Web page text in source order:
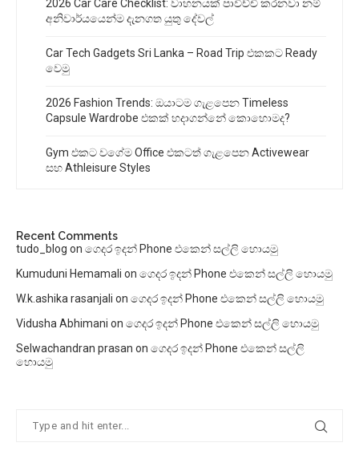
2026 Car Care Checklist: වාහනයක් පාවිච්චි කරනවා නම්
අනිවාර්යයෙන්ම දැනගත යුතු දේවල්
Car Tech Gadgets Sri Lanka – Road Trip එකකට Ready
වෙමු
2026 Fashion Trends: ඔයාටම ගැළපෙන Timeless
Capsule Wardrobe එකක් හදාගන්නේ කොහොමද?
Gym එකට වගේම Office එකටත් ගැළපෙන Activewear
සහ Athleisure Styles
Recent Comments
tudo_blog on ගෙදර ඉදන් Phone එකෙන් සල්ලි හොයමු
Kumuduni Hemamali on ගෙදර ඉදන් Phone එකෙන් සල්ලි හොයමු
W.k.ashika rasanjali on ගෙදර ඉදන් Phone එකෙන් සල්ලි හොයමු
Vidusha Abhimani on ගෙදර ඉදන් Phone එකෙන් සල්ලි හොයමු
Selwachandran prasan on ගෙදර ඉදන් Phone එකෙන් සල්ලි
හොයමු